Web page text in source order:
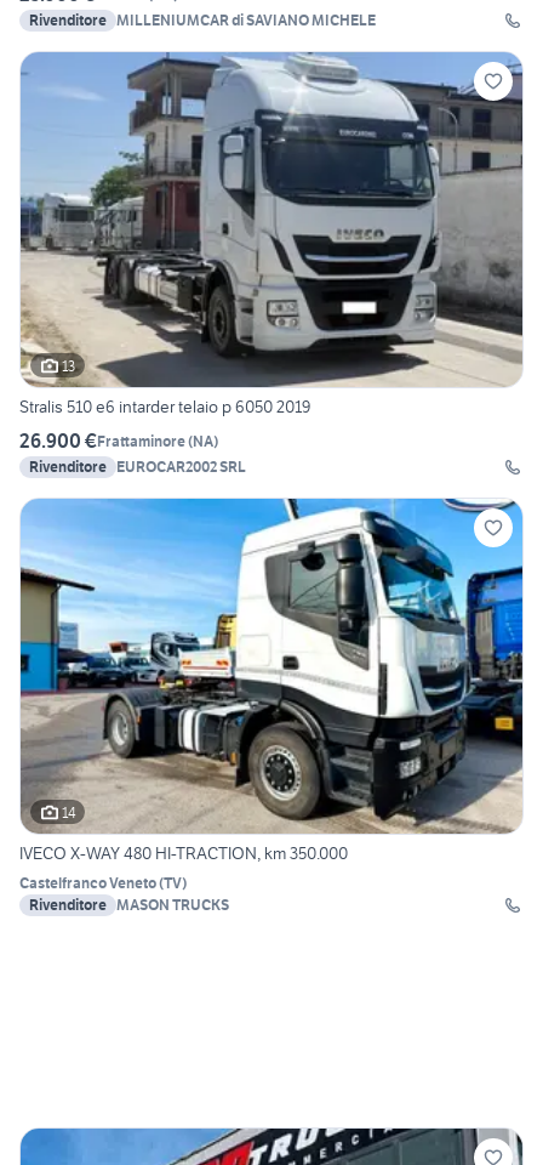
Rivenditore MILLENIUMCAR di SAVIANO MICHELE
13
Stralis 510 e6 intarder telaio p 6050 2019
26.900 €Frattaminore(NA)
Rivenditore EUROCAR2002 SRL
14
IVECO X-WAY 480 HI-TRACTION, km 350.000
Castelfranco Veneto(TV)
Rivenditore MASON TRUCKS